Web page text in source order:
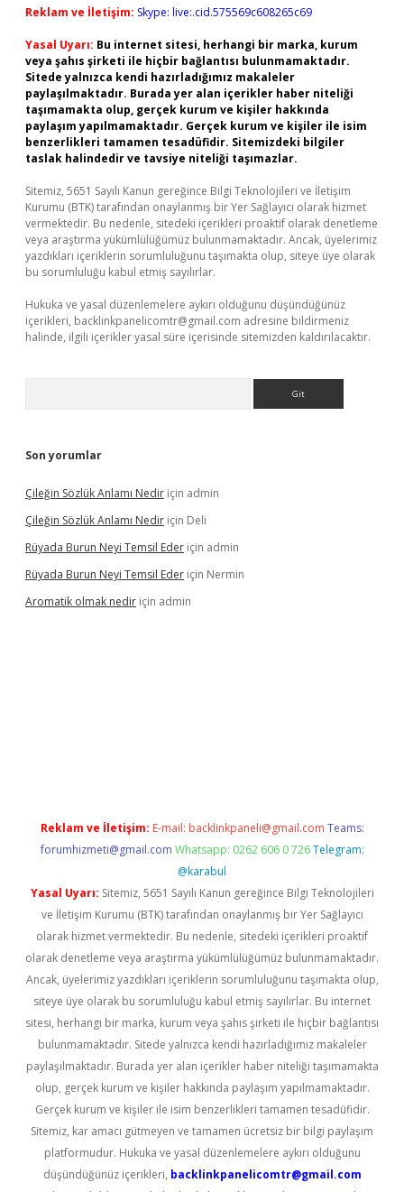
Reklam ve İletişim: Skype: live:.cid.575569c608265c69
Yasal Uyarı: Bu internet sitesi, herhangi bir marka, kurum
veya şahıs şirketi ile hiçbir bağlantısı bulunmamaktadır.
Sitede yalnızca kendi hazırladığımız makaleler
paylaşılmaktadır. Burada yer alan içerikler haber niteliği
taşımamakta olup, gerçek kurum ve kişiler hakkında
paylaşım yapılmamaktadır. Gerçek kurum ve kişiler ile isim
benzerlikleri tamamen tesadüfidir. Sitemizdeki bilgiler
taslak halindedir ve tavsiye niteliği taşımazlar.
Sitemiz, 5651 Sayılı Kanun gereğince Bilgi Teknolojileri ve İletişim
Kurumu (BTK) tarafından onaylanmış bir Yer Sağlayıcı olarak hizmet
vermektedir. Bu nedenle, sitedeki içerikleri proaktif olarak denetleme
veya araştırma yükümlülüğümüz bulunmamaktadır. Ancak, üyelerimiz
yazdıkları içeriklerin sorumluluğunu taşımakta olup, siteye üye olarak
bu sorumluluğu kabul etmiş sayılırlar.
Hukuka ve yasal düzenlemelere aykırı olduğunu düşündüğünüz
içerikleri, backlinkpanelicomtr@gmail.com adresine bildirmeniz
halinde, ilgili içerikler yasal süre içerisinde sitemizden kaldırılacaktır.
Son yorumlar
Çileğin Sözlük Anlamı Nedir için admin
Çileğin Sözlük Anlamı Nedir için Deli
Rüyada Burun Neyi Temsil Eder için admin
Rüyada Burun Neyi Temsil Eder için Nermin
Aromatik olmak nedir için admin
Reklam ve İletişim: E-mail: backlinkpaneli@gmail.com Teams:
forumhizmeti@gmail.com Whatsapp: 0262 606 0 726 Telegram:
@karabul
Yasal Uyarı: Sitemiz, 5651 Sayılı Kanun gereğince Bilgi Teknolojileri
ve İletişim Kurumu (BTK) tarafından onaylanmış bir Yer Sağlayıcı
olarak hizmet vermektedir. Bu nedenle, sitedeki içerikleri proaktif
olarak denetleme veya araştırma yükümlülüğümüz bulunmamaktadır.
Ancak, üyelerimiz yazdıkları içeriklerin sorumluluğunu taşımakta olup,
siteye üye olarak bu sorumluluğu kabul etmiş sayılırlar. Bu internet
sitesi, herhangi bir marka, kurum veya şahıs şirketi ile hiçbir bağlantısı
bulunmamaktadır. Sitede yalnızca kendi hazırladığımız makaleler
paylaşılmaktadır. Burada yer alan içerikler haber niteliği taşımamakta
olup, gerçek kurum ve kişiler hakkında paylaşım yapılmamaktadır.
Gerçek kurum ve kişiler ile isim benzerlikleri tamamen tesadüfidir.
Sitemiz, kar amacı gütmeyen ve tamamen ücretsiz bir bilgi paylaşım
platformudur. Hukuka ve yasal düzenlemelere aykırı olduğunu
düşündüğünüz içerikleri, backlinkpanelicomtr@gmail.com